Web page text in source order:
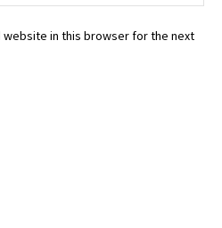
website in this browser for the next